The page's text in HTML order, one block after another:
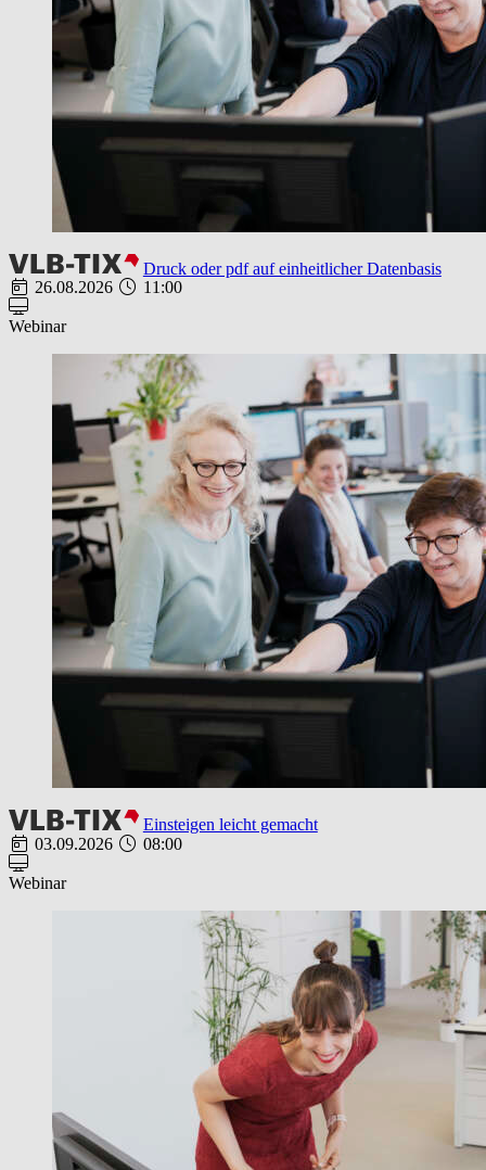
Druck oder pdf auf einheitlicher Datenbasis
26.08.2026
11:00
Webinar
Einsteigen leicht gemacht
03.09.2026
08:00
Webinar